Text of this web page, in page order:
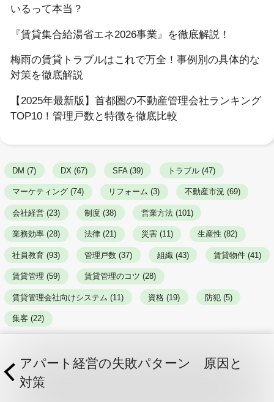
いるって本当？
『賃貸集合給湯省エネ2026事業』を徹底解説！
梅雨の賃貸トラブルはこれで万全！事例別の具体的な
対策を徹底解説
【2025年最新版】首都圏の不動産管理会社ランキング
TOP10！管理戸数と特徴を徹底比較
DM (7) DX (67) SFA (39) トラブル (47)
マーケティング (74) リフォーム (3) 不動産市況 (69)
会社経営 (23) 制度 (38) 営業方法 (101)
業務効率 (28) 法律 (21) 災害 (11) 生産性 (82)
社員教育 (93) 管理戸数 (37) 組織 (43) 賃貸物件 (41)
賃貸管理 (59) 賃貸管理のコツ (28)
賃貸管理会社向けシステム (11) 資格 (19) 防犯 (5)
集客 (22)
アパート経営の失敗パターン 原因と
対策